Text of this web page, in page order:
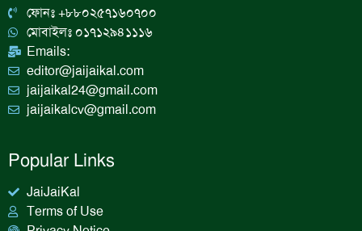
a
m
n
ফোনঃ +৮৮০২৫৭১৬০৭০০
মোবাইলঃ ০১৭১২৯৪১১১৬
Emails:
editor@jaijaikal.com
jaijaikal24@gmail.com
jaijaikalcv@gmail.com
Popular Links
JaiJaiKal
Terms of Use